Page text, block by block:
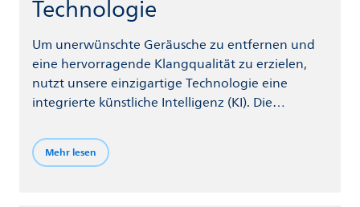
Technologie
Um unerwünschte Geräusche zu entfernen und
eine hervorragende Klangqualität zu erzielen,
nutzt unsere einzigartige Technologie eine
integrierte künstliche Intelligenz (KI). Die
Gespräche auch in lauter Umgebung klar und
deutlich verstanden werden. Gleichzeitig
Mehr lesen